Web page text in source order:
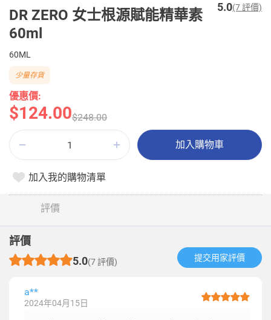
DR ZERO 女士根源賦能精華素
60ml
5.0(7 評價)
60ML
優惠價:
$124.00$248.00
少量存貨
加入購物車
加入我的購物清單
評價
評價
5.0(7 評價) 提交用家評價​
a**
2024年04月15日